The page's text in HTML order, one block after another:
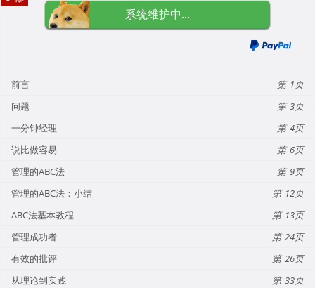
系统维护中...
前言
1
问题
3
一分钟经理
4
说比做容易
6
管理的ABC法
9
管理的ABC法：小结
12
ABC法基本教程
13
管理成功者
24
有效的批评
26
从理论到实践
33